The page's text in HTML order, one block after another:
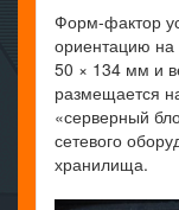
Форм-фактор
ориентацию на
50 × 134 мм и
размещается
«серверный
сетевого
хранилища.